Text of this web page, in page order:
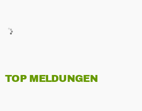
TOP MELDUNGEN